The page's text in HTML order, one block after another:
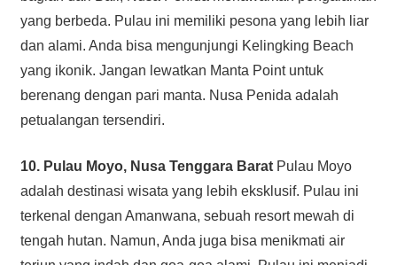
yang berbeda. Pulau ini memiliki pesona yang lebih liar
dan alami. Anda bisa mengunjungi Kelingking Beach
yang ikonik. Jangan lewatkan Manta Point untuk
berenang dengan pari manta. Nusa Penida adalah
petualangan tersendiri.
10. Pulau Moyo, Nusa Tenggara BaratPulau Moyo
adalah destinasi wisata yang lebih eksklusif. Pulau ini
terkenal dengan Amanwana, sebuah resort mewah di
tengah hutan. Namun, Anda juga bisa menikmati air